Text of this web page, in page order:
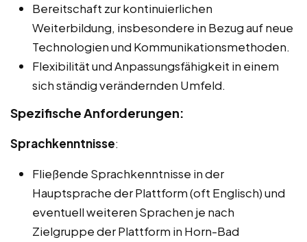
Bereitschaft zur kontinuierlichen
Weiterbildung, insbesondere in Bezug auf neue
Technologien und Kommunikationsmethoden.
Flexibilität und Anpassungsfähigkeit in einem
sich ständig verändernden Umfeld.
Spezifische Anforderungen:
Sprachkenntnisse:
Fließende Sprachkenntnisse in der
Hauptsprache der Plattform (oft Englisch) und
eventuell weiteren Sprachen je nach
Zielgruppe der Plattform in Horn-Bad